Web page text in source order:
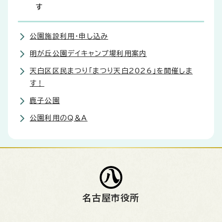
す
公園施設利用・申し込み
明が丘公園デイキャンプ場利用案内
天白区区民まつり「まつり天白2026」を開催しま
す！
鹿子公園
公園利用のQ＆A
名古屋市役所